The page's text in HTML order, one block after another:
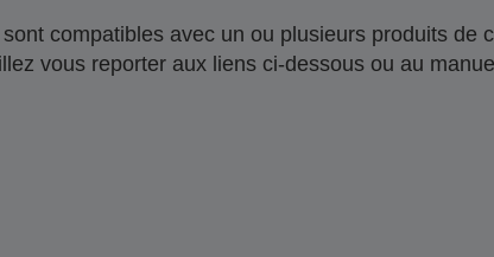
compatibles avec un ou plusieurs produits de
vous reporter aux liens ci-dessous ou au